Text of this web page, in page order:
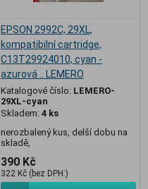
EPSON 2992C, 29XL,
kompatibilní cartridge,
C13T29924010, cyan -
azurová .. LEMERO
Katalogové číslo: LEMERO-
29XL-cyan
Skladem: 4 ks
nerozbalený kus, delší dobu na
skladě,
390 Kč
322 Kč (bez DPH:)